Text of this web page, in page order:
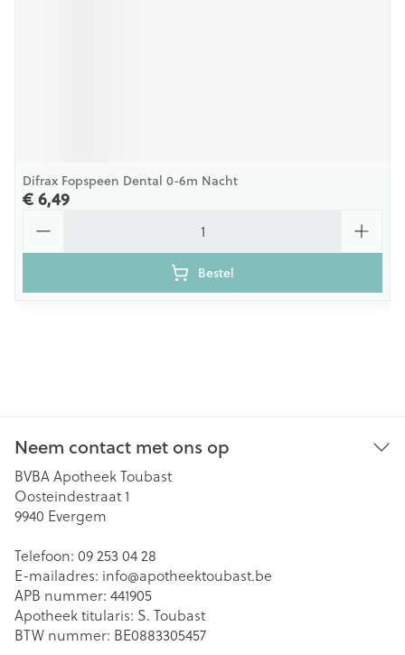
Difrax Fopspeen Dental 0-6m Nacht
€ 6,49
Bestel
Neem contact met ons op
BVBA Apotheek Toubast
Oosteindestraat 1
9940 Evergem
Telefoon: 09 253 04 28
E-mailadres: info@apotheektoubast.be
APB nummer: 441905
Apotheek titularis: S. Toubast
BTW nummer: BE0883305457